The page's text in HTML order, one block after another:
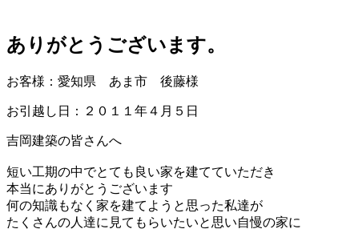
ありがとうございます。
お客様：愛知県 あま市 後藤様
お引越し日：２０１１年４月５日
吉岡建築の皆さんへ
短い工期の中でとても良い家を建てていただき
本当にありがとうございます
何の知識もなく家を建てようと思った私達が
たくさんの人達に見てもらいたいと思い自慢の家に